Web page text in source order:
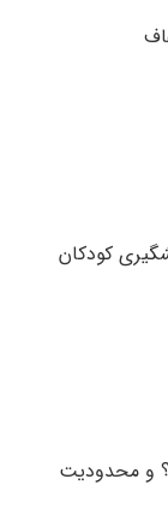
کودکان
و محدودیت